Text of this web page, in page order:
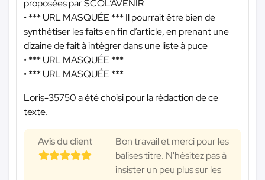
proposées par SCOL’AVENIR
•*** URL MASQUÉE *** Il pourrait être bien de
synthétiser les faits en fin d’article, en prenant une
dizaine de fait à intégrer dans une liste à puce
•*** URL MASQUÉE ***
•*** URL MASQUÉE ***
Loris-35750 a été choisi pour la rédaction de ce
texte.
Avis du client
Bon travail et merci pour les
balises titre. N'hésitez pas à
insister un peu plus sur les